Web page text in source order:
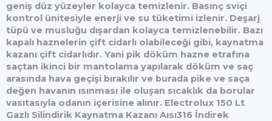
geniş düz yüzeyler kolayca temizlenir. Basınç sviçi
kontrol ünitesiyle enerji ve su tüketimi izlenir. Deşarj
tüpü ve musluğu dışardan kolayca temizlenebilir. Bazı
kapalı haznelerin çift cidarlı olabileceği gibi, kaynatma
kazanı çift cidarlıdır. Yani pik döküm hazne etrafına
saçtan ikinci bir mantolama yapılarak döküm ve saç
arasında hava geçişi bırakılır ve burada pike ve saça
değen havanın ısınması ile oluşan sıcaklık da borular
vasıtasıyla odanın içerisine alınır. Electrolux 150 Lt
Gazlı Silindirik Kaynatma Kazanı Aısı316 İndirek